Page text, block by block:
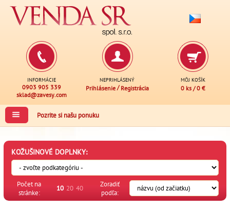
INFORMÁCIE
0903 905 339
sklad@zavesy.com
NEPRIHLÁSENÝ
Prihlásenie/ Registrácia
MÔJ KOŠÍK
0 ks /0 €
Pozrite si našu ponuku
KOŽUŠINOVÉ DOPLNKY:
Počet na
stránke:
10 20 40
Zoradiť
podľa: